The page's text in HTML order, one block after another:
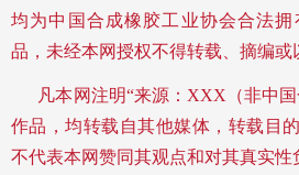
均为中国合成橡胶工业协会合法
品，未经本网授权不得转载、摘编或
凡本网注明“来源：XXX（非中国
作品，均转载自其他媒体，转载目
不代表本网赞同其观点和对其真实性